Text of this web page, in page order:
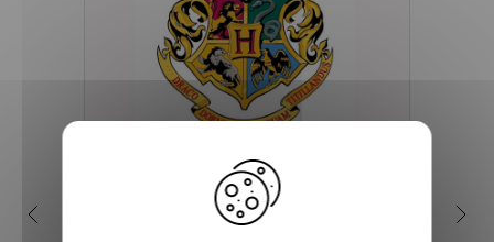
Quelles sont les 4 maisons
dans la saga Harry Potter ?